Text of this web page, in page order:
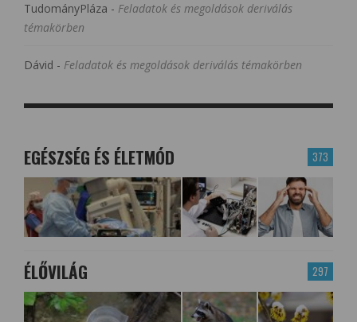
TudományPláza - Feladatok és megoldások deriválás
témakörben
Dávid - Feladatok és megoldások deriválás témakörben
373
EGÉSZSÉG ÉS ÉLETMÓD
297
ÉLŐVILÁG